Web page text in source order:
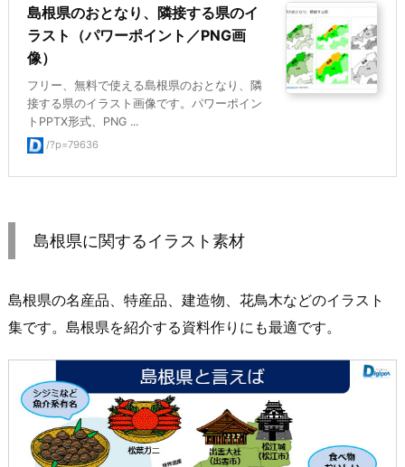
島根県のおとなり、隣接する県のイ
ラスト（パワーポイント／PNG画
像）
フリー、無料で使える島根県のおとなり、隣
接する県のイラスト画像です。パワーポイン
トPPTX形式、PNG ...
/?p=79636
島根県に関するイラスト素材
島根県の名産品、特産品、建造物、花鳥木などのイラスト
集です。島根県を紹介する資料作りにも最適です。